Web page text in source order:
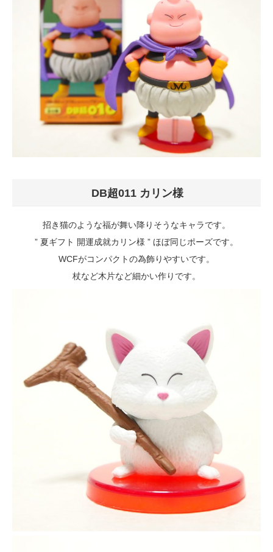
DB超011 カリン様
招き猫のような福が舞い降りそうなキャラです。
” 夏ギフト 開運成就カリン様 ” ほぼ同じポーズです。
WCFがコンパクトの為飾りやすいです。
杖など木片など細かい作りです。